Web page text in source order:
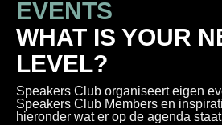
EVENTS
WHAT IS YOUR
LEVEL?
Speakers Club organiseert eigen
Speakers Club Members en
hieronder wat er op de agenda